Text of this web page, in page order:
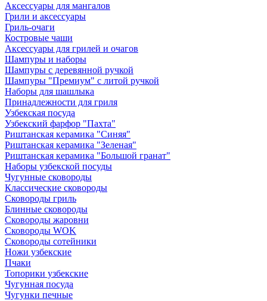
Аксессуары для мангалов
Грили и аксессуары
Гриль-очаги
Костровые чаши
Аксессуары для грилей и очагов
Шампуры и наборы
Шампуры с деревянной ручкой
Шампуры "Премиум" с литой ручкой
Наборы для шашлыка
Принадлежности для гриля
Узбекская посуда
Узбекский фарфор "Пахта"
Риштанская керамика "Синяя"
Риштанская керамика "Зеленая"
Риштанская керамика "Большой гранат"
Наборы узбекской посуды
Чугунные сковороды
Классические сковороды
Сковороды гриль
Блинные сковороды
Сковороды жаровни
Сковороды WOK
Сковороды сотейники
Ножи узбекские
Пчаки
Топорики узбекские
Чугунная посуда
Чугунки печные